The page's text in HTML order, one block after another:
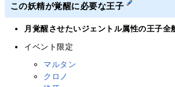
この妖精が覚醒に必要な王子
月覚醒させたいジェントル属性の王子全
イベント限定
マルタン
クロノ